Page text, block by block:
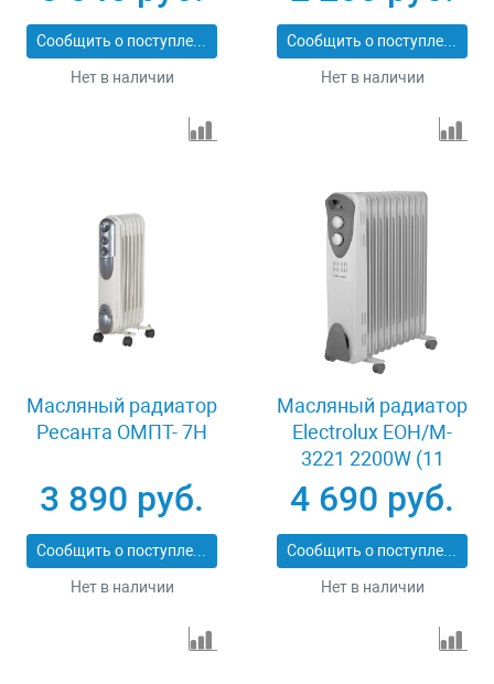
Сообщить о поступлении
Нет в наличии
Сообщить о поступлении
Нет в наличии
Масляный радиатор
Ресанта ОМПТ- 7Н
3 890 руб.
Сообщить о поступлении
Нет в наличии
Масляный радиатор
Electrolux EOH/M-
3221 2200W (11
секций)
4 690 руб.
Сообщить о поступлении
Нет в наличии